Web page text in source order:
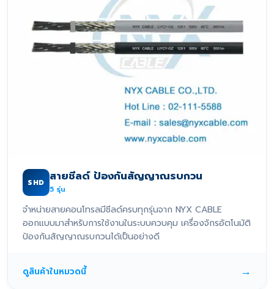
SHD สายชีลด์ ป้องกันสัญญาณรบกวน
5 รุ่น
จำหน่ายสายคอนโทรลมีชีลด์ครบทุกรุ่นจาก NYX CABLE
ออกแบบมาสำหรับการใช้งานในระบบควบคุม เครื่องจักรอัตโนมัติ
ป้องกันสัญญาณรบกวนได้เป็นอย่างดี
ดูสินค้าในหมวดนี้ →